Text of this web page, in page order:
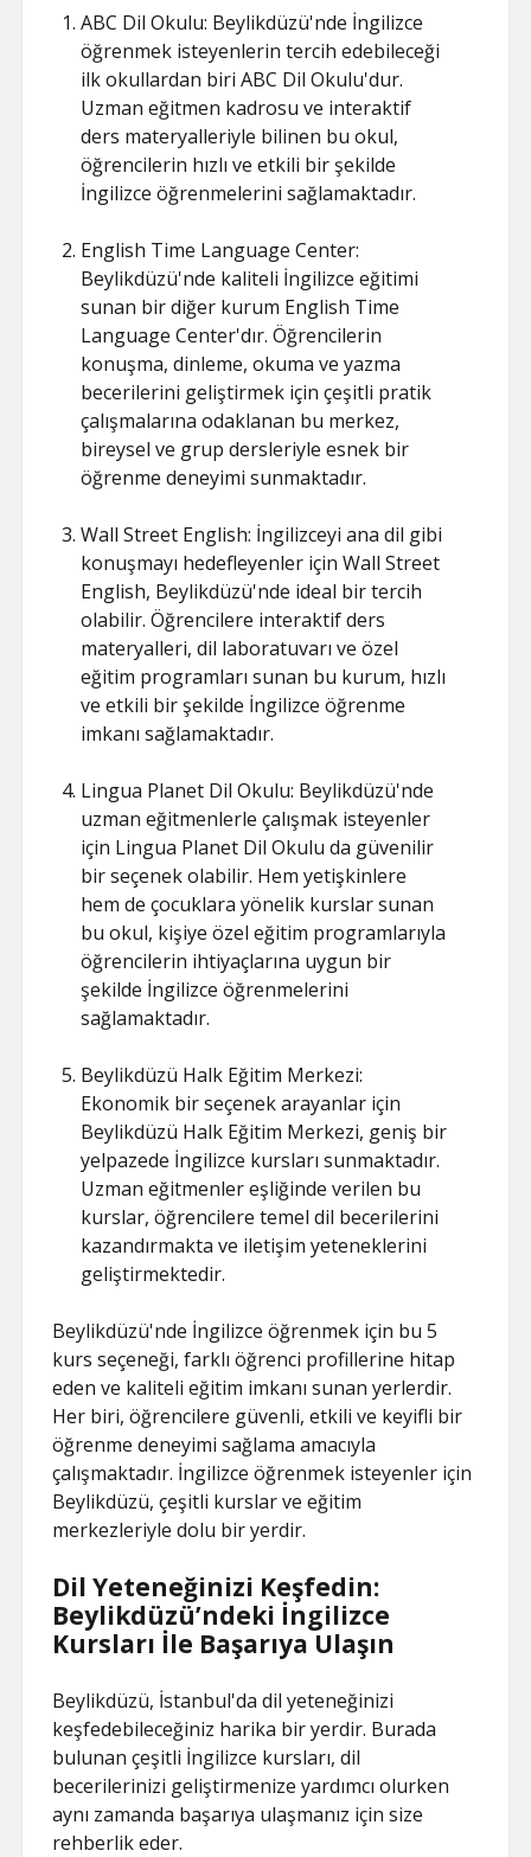
ABC Dil Okulu: Beylikdüzü'nde İngilizce
öğrenmek isteyenlerin tercih edebileceği
ilk okullardan biri ABC Dil Okulu'dur.
Uzman eğitmen kadrosu ve interaktif
ders materyalleriyle bilinen bu okul,
öğrencilerin hızlı ve etkili bir şekilde
İngilizce öğrenmelerini sağlamaktadır.
English Time Language Center:
Beylikdüzü'nde kaliteli İngilizce eğitimi
sunan bir diğer kurum English Time
Language Center'dır. Öğrencilerin
konuşma, dinleme, okuma ve yazma
becerilerini geliştirmek için çeşitli pratik
çalışmalarına odaklanan bu merkez,
bireysel ve grup dersleriyle esnek bir
öğrenme deneyimi sunmaktadır.
Wall Street English: İngilizceyi ana dil gibi
konuşmayı hedefleyenler için Wall Street
English, Beylikdüzü'nde ideal bir tercih
olabilir. Öğrencilere interaktif ders
materyalleri, dil laboratuvarı ve özel
eğitim programları sunan bu kurum, hızlı
ve etkili bir şekilde İngilizce öğrenme
imkanı sağlamaktadır.
Lingua Planet Dil Okulu: Beylikdüzü'nde
uzman eğitmenlerle çalışmak isteyenler
için Lingua Planet Dil Okulu da güvenilir
bir seçenek olabilir. Hem yetişkinlere
hem de çocuklara yönelik kurslar sunan
bu okul, kişiye özel eğitim programlarıyla
öğrencilerin ihtiyaçlarına uygun bir
şekilde İngilizce öğrenmelerini
sağlamaktadır.
Beylikdüzü Halk Eğitim Merkezi:
Ekonomik bir seçenek arayanlar için
Beylikdüzü Halk Eğitim Merkezi, geniş bir
yelpazede İngilizce kursları sunmaktadır.
Uzman eğitmenler eşliğinde verilen bu
kurslar, öğrencilere temel dil becerilerini
kazandırmakta ve iletişim yeteneklerini
geliştirmektedir.
Beylikdüzü'nde İngilizce öğrenmek için bu 5
kurs seçeneği, farklı öğrenci profillerine hitap
eden ve kaliteli eğitim imkanı sunan yerlerdir.
Her biri, öğrencilere güvenli, etkili ve keyifli bir
öğrenme deneyimi sağlama amacıyla
çalışmaktadır. İngilizce öğrenmek isteyenler için
Beylikdüzü, çeşitli kurslar ve eğitim
merkezleriyle dolu bir yerdir.
Dil Yeteneğinizi Keşfedin:
Beylikdüzü’ndeki İngilizce
Kursları İle Başarıya Ulaşın
Beylikdüzü, İstanbul'da dil yeteneğinizi
keşfedebileceğiniz harika bir yerdir. Burada
bulunan çeşitli İngilizce kursları, dil
becerilerinizi geliştirmenize yardımcı olurken
aynı zamanda başarıya ulaşmanız için size
rehberlik eder.